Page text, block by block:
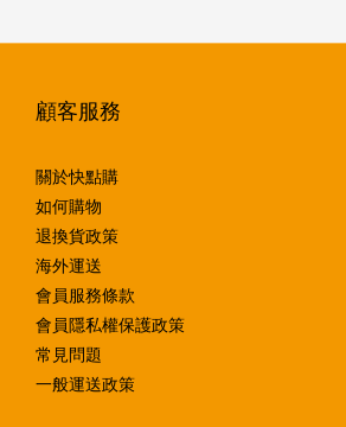
顧客服務
關於快點購
如何購物
退換貨政策
海外運送
會員服務條款
會員隱私權保護政策
常見問題
一般運送政策